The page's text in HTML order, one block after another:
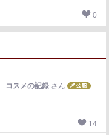
0
コスメの記録 さん
14